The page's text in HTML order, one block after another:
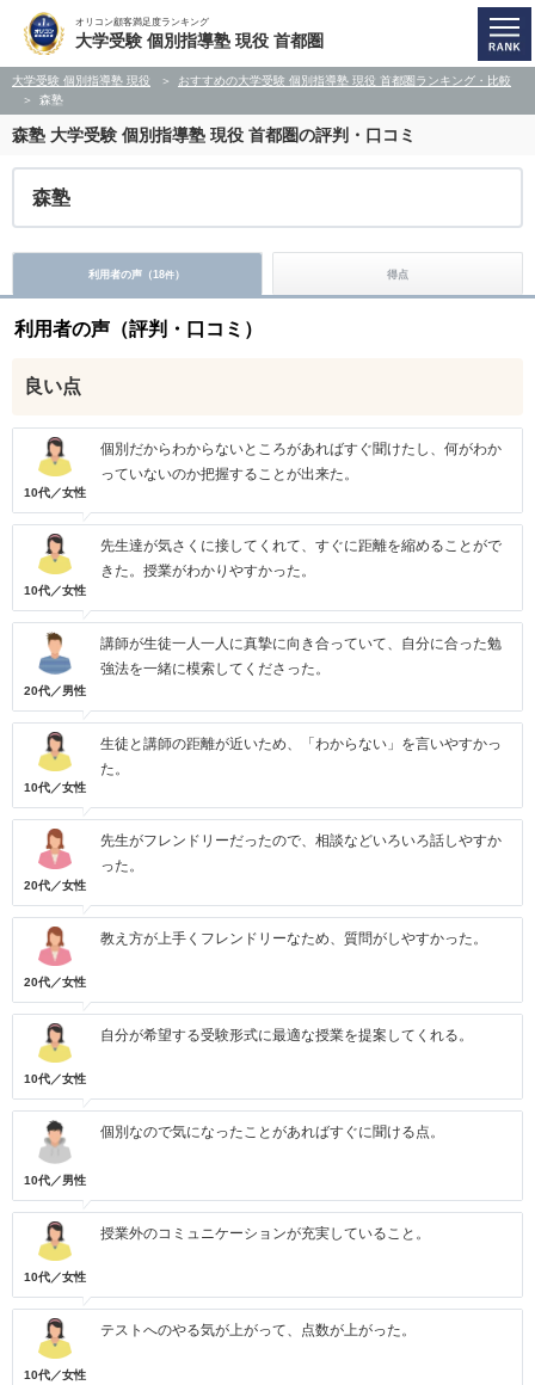
オリコン顧客満足度ランキング
大学受験 個別指導塾 現役 首都圏
大学受験 個別指導塾 現役
おすすめの大学受験 個別指導塾 現役 首都圏ランキング・比較
森塾
森塾 大学受験 個別指導塾 現役 首都圏の評判・口コミ
森塾
利用者の声（18件） 得点
利用者の声（評判・口コミ）
良い点
10代／女性
個別だからわからないところがあればすぐ聞けたし、何がわか
っていないのか把握することが出来た。
10代／女性
先生達が気さくに接してくれて、すぐに距離を縮めることがで
きた。授業がわかりやすかった。
20代／男性
講師が生徒一人一人に真摯に向き合っていて、自分に合った勉
強法を一緒に模索してくださった。
10代／女性
生徒と講師の距離が近いため、「わからない」を言いやすかっ
た。
20代／女性
先生がフレンドリーだったので、相談などいろいろ話しやすか
った。
20代／女性
教え方が上手くフレンドリーなため、質問がしやすかった。
10代／女性
自分が希望する受験形式に最適な授業を提案してくれる。
10代／男性
個別なので気になったことがあればすぐに聞ける点。
10代／女性
授業外のコミュニケーションが充実していること。
10代／女性
テストへのやる気が上がって、点数が上がった。